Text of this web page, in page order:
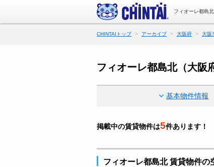
フィオーレ都島
CHINTAIトップ アーカイブ 大阪府 大阪
フィオーレ都島北（大阪
基本物件情報
掲載中の賃貸物件は5件あります！
フィオーレ都島北 賃貸物件の